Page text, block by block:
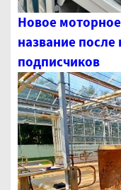
Новое
название после
подписчиков